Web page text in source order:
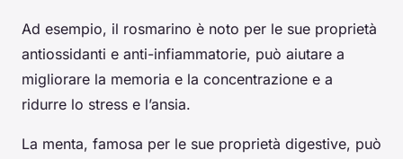
Ad esempio, il rosmarino è noto per le sue proprietà
antiossidanti e anti-infiammatorie, può aiutare a
migliorare la memoria e la concentrazione e a
ridurre lo stress e l’ansia.
La menta, famosa per le sue proprietà digestive, può